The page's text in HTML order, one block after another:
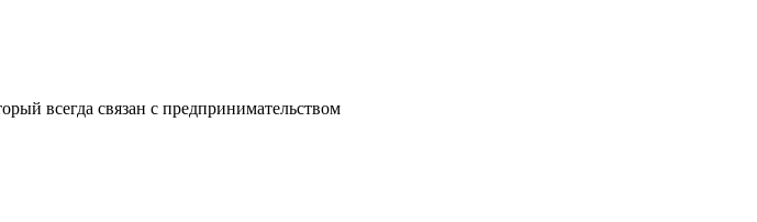
всегда связан с предпринимательством